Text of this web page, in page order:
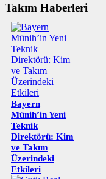
Takım Haberleri
Bayern
Münih’in Yeni
Teknik
Direktörü: Kim
ve Takım
Üzerindeki
Etkileri